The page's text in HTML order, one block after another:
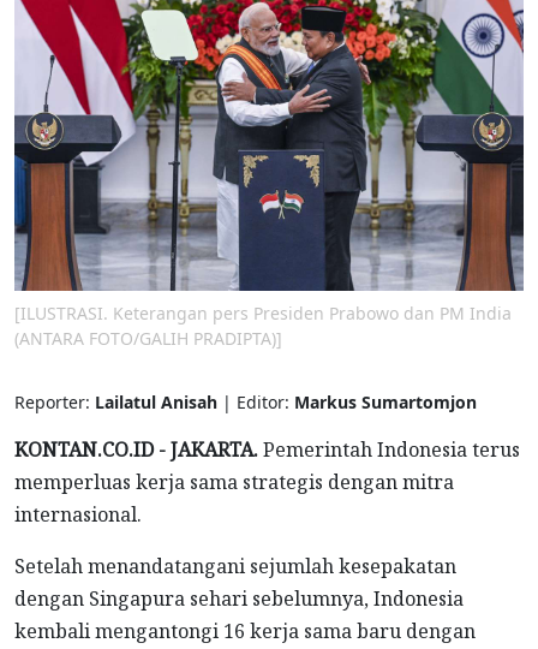
[ILUSTRASI. Keterangan pers Presiden Prabowo dan PM India
(ANTARA FOTO/GALIH PRADIPTA)]
Reporter: Lailatul Anisah | Editor: Markus Sumartomjon
KONTAN.CO.ID - JAKARTA.Pemerintah Indonesia terus
memperluas kerja sama strategis dengan mitra
internasional.
Setelah menandatangani sejumlah kesepakatan
dengan Singapura sehari sebelumnya, Indonesia
kembali mengantongi 16 kerja sama baru dengan